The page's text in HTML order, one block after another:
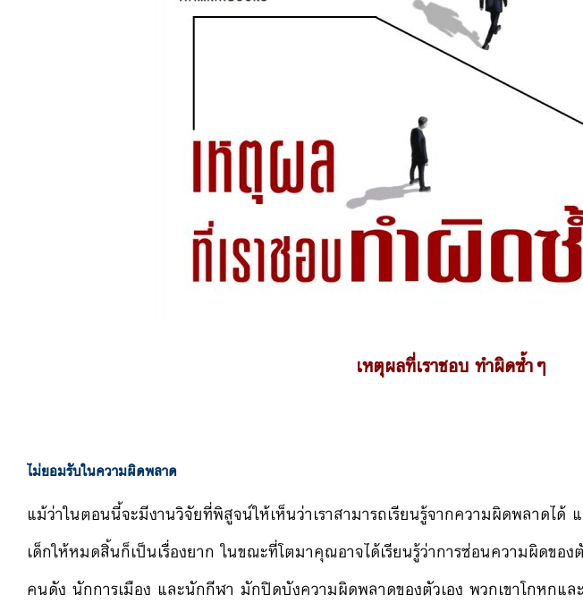
เหตุผลที่เราชอบ ทำผิดซ้ำๆ
ไม่ยอมรับในความผิดพลาด
แม้ว่าในตอนนี้จะมีงานวิจัยที่พิสูจน์ให้เห็นว่าเราสามารถเรียนรู้จากความผิดพลาดได้
เด็กให้หมดสิ้นก็เป็นเรื่องยาก ในขณะที่โตมาคุณอาจได้เรียนรู้ว่าการซ่อนความผิดขอ
คนดัง นักการเมือง และนักกีฬา มักปิดบังความผิดพลาดของตัวเอง พวกเขาโกหกแล